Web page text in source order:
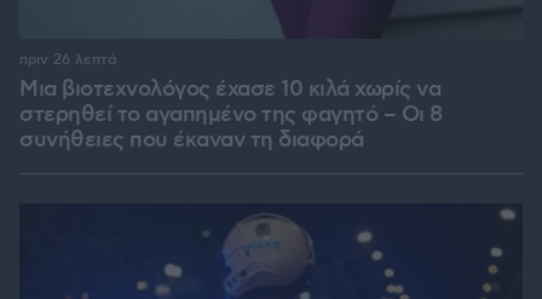
Μια βιοτεχνολόγος έχασε 10 κιλά χωρίς να
στερηθεί το αγαπημένο της φαγητό – Οι 8
συνήθειες που έκαναν τη διαφορά
πριν 26 λεπτά